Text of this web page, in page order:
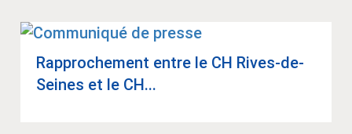
Rap­pro­che­ment entre le CH Rives-de-
Seines et le CH...